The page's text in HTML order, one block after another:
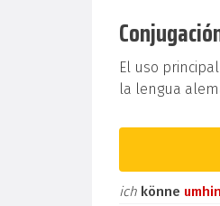
El uso
la lengua
ich könne umhin